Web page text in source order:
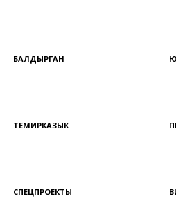
БАЛДЫРГАН
ТЕМИРКАЗЫК
СПЕЦПРОЕКТЫ